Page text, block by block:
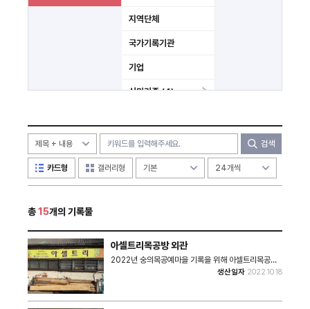
지역단체
국가기록기관
기업
시민기증 (4)
기타 검색
카드형 갤러리형
총15개의 기록물
아셀트리목공방 외관
2022년 숭의목공예마을 기록을 위해 아셀트리목공방
외관을 촬영한 사진이다. • 촬영장소 : 아셀트리목공방
생산일자 2022.10.18